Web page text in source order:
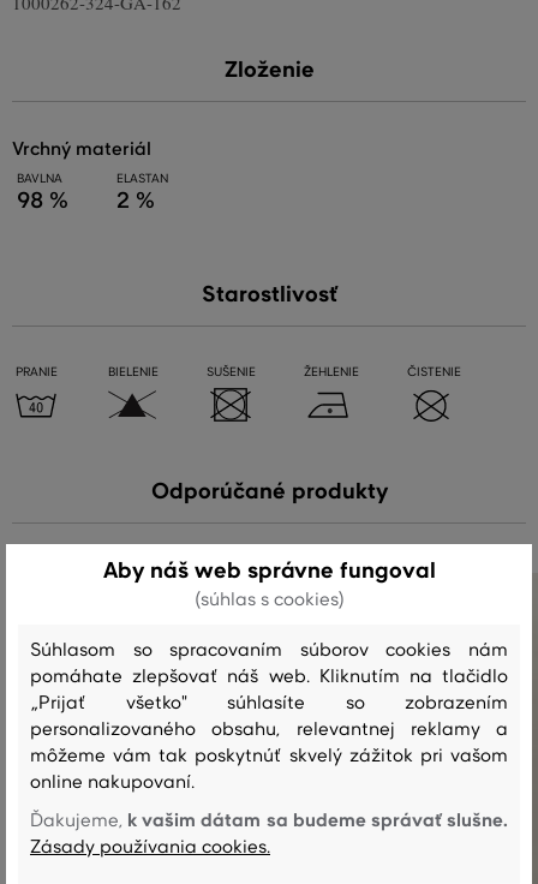
Zloženie
vrchný materiál
BAVLNA
98 %
ELASTAN
2 %
Starostlivosť
PRANIE BIELENIE SUŠENIE ŽEHLENIE ČISTENIE
Odporúčané produkty
Aby náš web správne fungoval
(súhlas s cookies)
Súhlasom so spracovaním súborov cookies nám
pomáhate zlepšovať náš web. Kliknutím na tlačidlo
„Prijať všetko" súhlasíte so zobrazením
personalizovaného obsahu, relevantnej reklamy a
môžeme vám tak poskytnúť skvelý zážitok pri vašom
online nakupovaní.
Ďakujeme, k vašim dátam sa budeme správať slušne.
Zásady používania cookies.